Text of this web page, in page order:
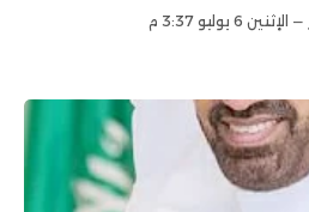
الإثنين 6 يوليو 3:37 م